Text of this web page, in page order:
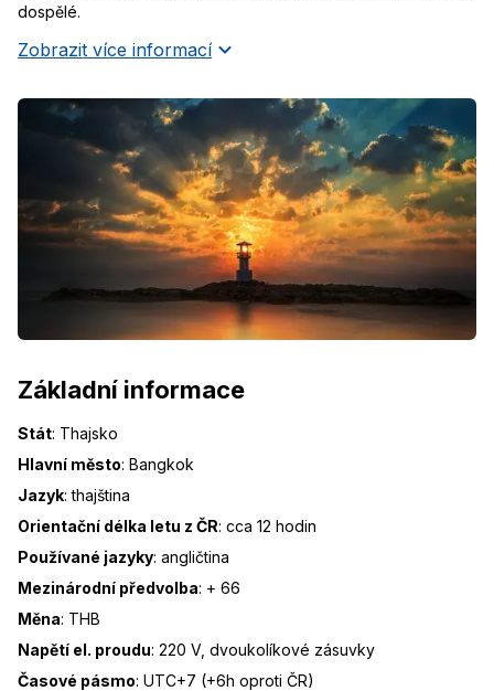
dospělé.
Zobrazit více informací
Základní informace
Stát: Thajsko
Hlavní město: Bangkok
Jazyk:thajština
Orientační délka letu z ČR: cca 12 hodin
Používané jazyky: angličtina
Mezinárodní předvolba: + 66
Měna: THB
Napětí el. proudu: 220 V, dvoukolíkové zásuvky
Časové pásmo: UTC+7 (+6h oproti ČR)